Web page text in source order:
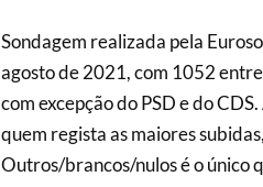
Sondagem realizada pela
agosto de 2021, com 1052
com excepção do PSD e do
quem regista as maiores
Outros/brancos/nulos é o único